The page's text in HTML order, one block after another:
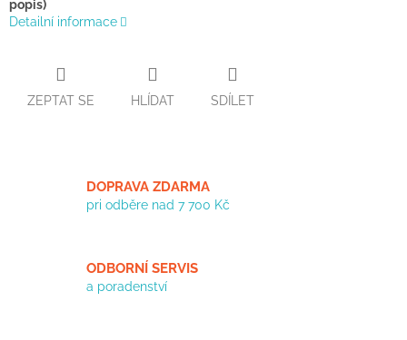
popis)
Detailní informace
ZEPTAT SE HLÍDAT SDÍLET
DOPRAVA ZDARMA
pri odběre nad 7 700 Kč
ODBORNÍ SERVIS
a poradenství